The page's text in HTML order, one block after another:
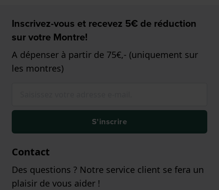
Inscrivez-vous et recevez 5€ de réduction
sur votre Montre!
A dépenser à partir de 75€,- (uniquement sur
les montres)
S'inscrire
Contact
Des questions ? Notre service client se fera un
plaisir de vous aider !